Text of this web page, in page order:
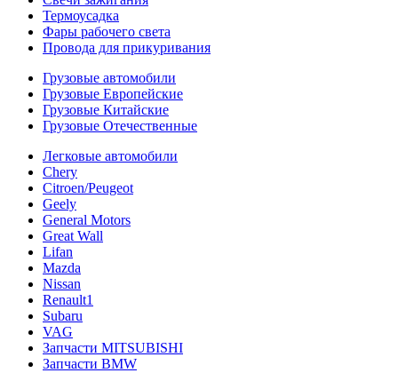
Термоусадка
Фары рабочего света
Провода для прикуривания
Грузовые автомобили
Грузовые Европейские
Грузовые Китайские
Грузовые Отечественные
Легковые автомобили
Chery
Citroen/Peugeot
Geely
General Motors
Great Wall
Lifan
Mazda
Nissan
Renault1
Subaru
VAG
Запчасти MITSUBISHI
Запчасти BMW